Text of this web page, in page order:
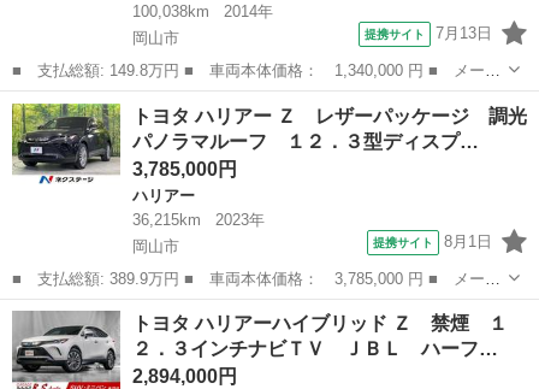
100,038km
2014年
岡山市
提携サイト 7月13日
■ 支払総額: 149.8万円 ■ 車両本体価格： 1,340,000 円 ■ メーカ
ー名： トヨタ ■ 車種名： ハリアー ■ グレード名： プレミア
ム 禁煙車＼純正ナビ＼フルセグ＼Ｂｌｕｅｔｏｏｔｈ＼バックカメ
ラ＼プッ...
岡山 岡山市 ハリアー
トヨタ ハリアー Ｚ レザーパッケージ 調光
パノラマルーフ １２．３型ディスプ…
3,785,000円
ハリアー
36,215km
2023年
岡山市
提携サイト 8月1日
■ 支払総額: 389.9万円 ■ 車両本体価格： 3,785,000 円 ■ メーカ
ー名： トヨタ ■ 車種名： ハリアー ■ グレード名： Ｚ レザ
ーパッケージ 調光パノラマルーフ １２．３型ディスプレイオーデ
ィオ Ｊ...
岡山 岡山市 ハリアー
トヨタ ハリアーハイブリッド Ｚ 禁煙 １
２．３インチナビＴＶ ＪＢＬ ハーフ…
2,894,000円